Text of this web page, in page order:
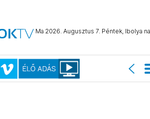
Ma 2026. Augusztus 7. Péntek, Ibolya
)